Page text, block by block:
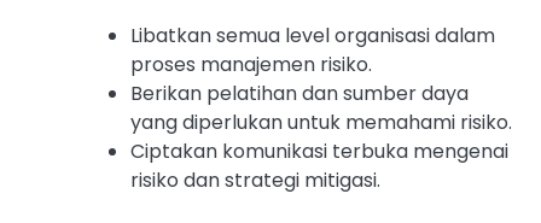
Libatkan semua level organisasi dalam
proses manajemen risiko.
Berikan pelatihan dan sumber daya
yang diperlukan untuk memahami risiko.
Ciptakan komunikasi terbuka mengenai
risiko dan strategi mitigasi.